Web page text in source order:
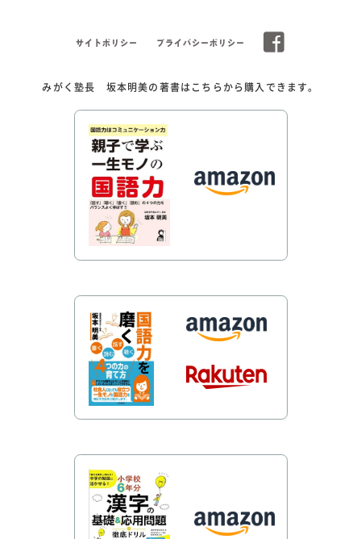
サイトポリシー プライバシーポリシー
みがく塾長 坂本明美の著書はこちらから購入できます。